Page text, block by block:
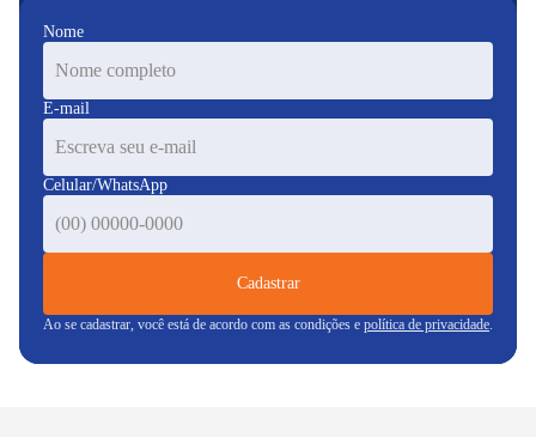
Nome
E-mail
Celular/WhatsApp
Cadastrar
Ao se cadastrar, você está de acordo com as condições e política de privacidade.